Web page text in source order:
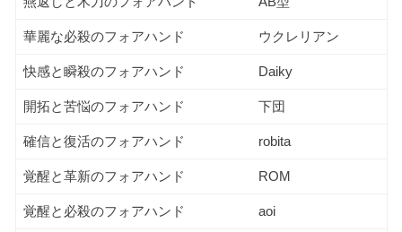
華麗な必殺のフォアハンド ウクレリアン
快感と瞬殺のフォアハンド Daiky
開拓と苦悩のフォアハンド 下団
確信と復活のフォアハンド robita
覚醒と革新のフォアハンド ROM
覚醒と必殺のフォアハンド aoi